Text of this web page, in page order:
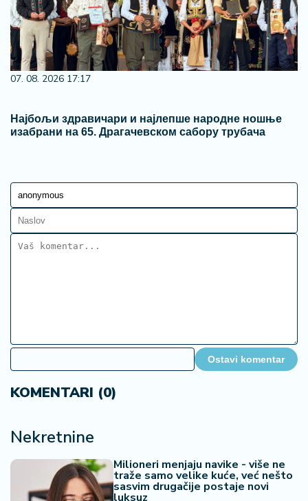
07. 08. 2026 17:17
Најбољи здравичари и најлепше народне ношње
изабрани на 65. Драгачевском сабору трубача
Ostavi komentar
KOMENTARI (0)
Nekretnine
Milioneri menjaju navike - više ne
traže samo velike kuće, već nešto
sasvim drugačije postaje novi
luksuz